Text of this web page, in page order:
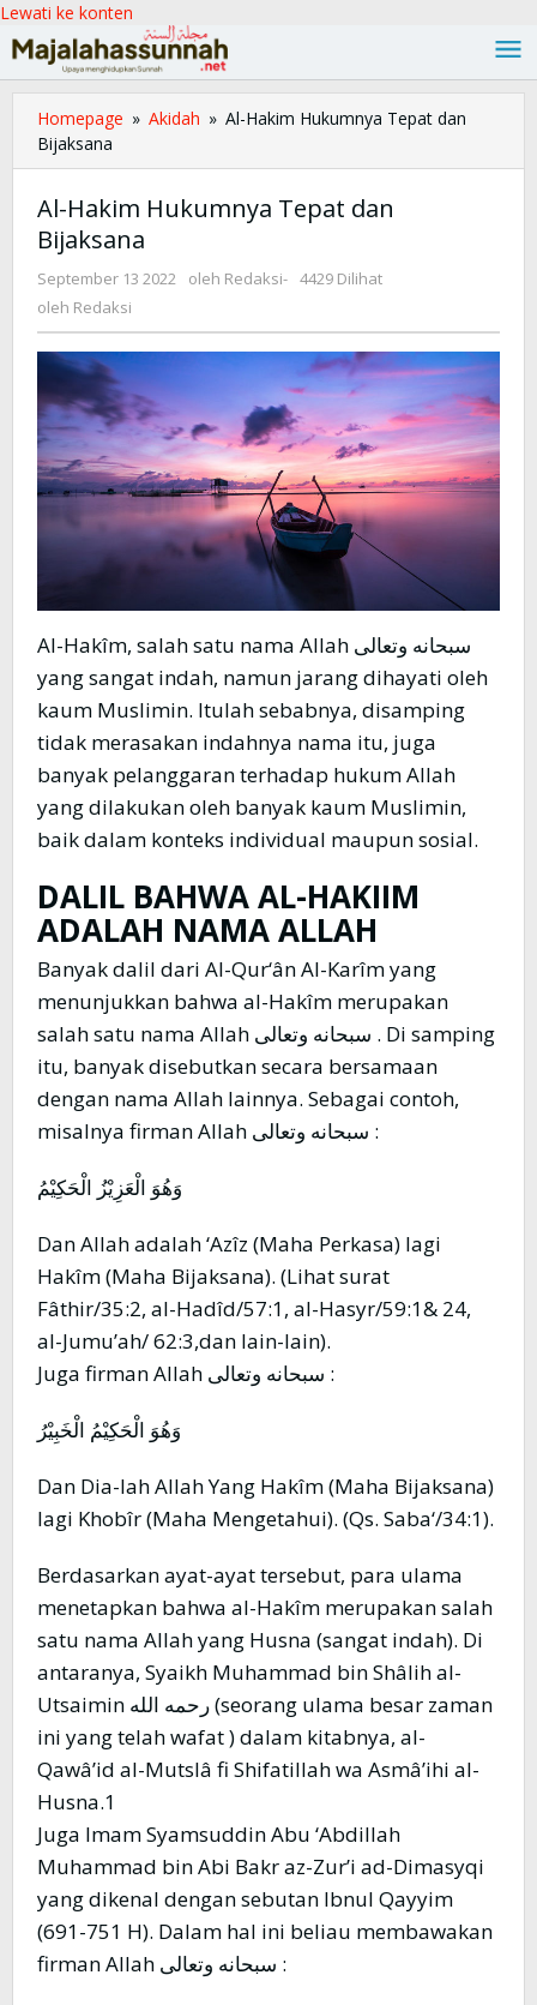
Lewati ke konten
Homepage » Akidah » Al-Hakim Hukumnya Tepat dan
Bijaksana
Al-Hakim Hukumnya Tepat dan
Bijaksana
September 13 2022 oleh Redaksi- 4429 Dilihat
oleh Redaksi
Al-Hakîm, salah satu nama Allah سبحانه وتعالى
yang sangat indah, namun jarang dihayati oleh
kaum Muslimin. Itulah sebabnya, disamping
tidak merasakan indahnya nama itu, juga
banyak pelanggaran terhadap hukum Allah
yang dilakukan oleh banyak kaum Muslimin,
baik dalam konteks individual maupun sosial.
DALIL BAHWA AL-HAKIIM
ADALAH NAMA ALLAH
Banyak dalil dari Al-Qur‘ân Al-Karîm yang
menunjukkan bahwa al-Hakîm merupakan
salah satu nama Allah سبحانه وتعالى . Di samping
itu, banyak disebutkan secara bersamaan
dengan nama Allah lainnya. Sebagai contoh,
misalnya firman Allah سبحانه وتعالى :
وَهُوَ الْعَزِيْزُ الْحَكِيْمُ
Dan Allah adalah ‘Azîz (Maha Perkasa) lagi
Hakîm (Maha Bijaksana). (Lihat surat
Fâthir/35:2, al-Hadîd/57:1, al-Hasyr/59:1& 24,
al-Jumu’ah/ 62:3,dan lain-lain).
Juga firman Allah سبحانه وتعالى :
وَهُوَ الْحَكِيْمُ الْخَبِيْرُ
Dan Dia-lah Allah Yang Hakîm (Maha Bijaksana)
lagi Khobîr (Maha Mengetahui). (Qs. Saba‘/34:1).
Berdasarkan ayat-ayat tersebut, para ulama
menetapkan bahwa al-Hakîm merupakan salah
satu nama Allah yang Husna (sangat indah). Di
antaranya, Syaikh Muhammad bin Shâlih al-
Utsaimin رحمه الله (seorang ulama besar zaman
ini yang telah wafat ) dalam kitabnya, al-
Qawâ’id al-Mutslâ fi Shifatillah wa Asmâ’ihi al-
Husna.1
Juga Imam Syamsuddin Abu ‘Abdillah
Muhammad bin Abi Bakr az-Zur’i ad-Dimasyqi
yang dikenal dengan sebutan Ibnul Qayyim
(691-751 H). Dalam hal ini beliau membawakan
firman Allah سبحانه وتعالى :